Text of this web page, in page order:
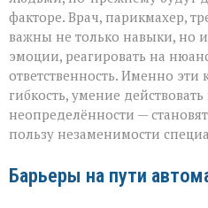
факторе. Врач, парикмахер,
важны не только навыки, но и
эмоции, реагировать на
ответственность. Именно эти
гибкость, умение действовать
неопределённости —
пользу незаменимости
Барьеры на пути